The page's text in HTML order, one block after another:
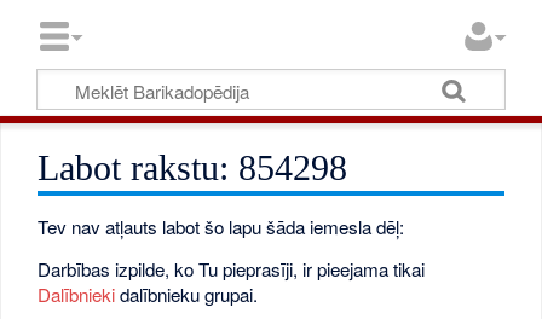
Labot rakstu: 854298
Tev nav atļauts labot šo lapu šāda iemesla dēļ:
Darbības izpilde, ko Tu pieprasīji, ir pieejama tikai
Dalībniekidalībnieku grupai.